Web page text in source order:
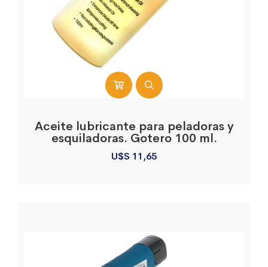
Aceite lubricante para peladoras y
esquiladoras. Gotero 100 ml.
U$S 11,65